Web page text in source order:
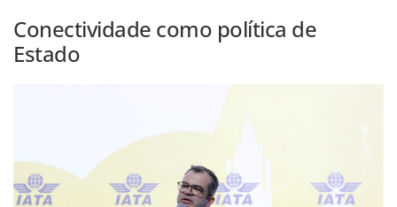
Conectividade como política de
Estado